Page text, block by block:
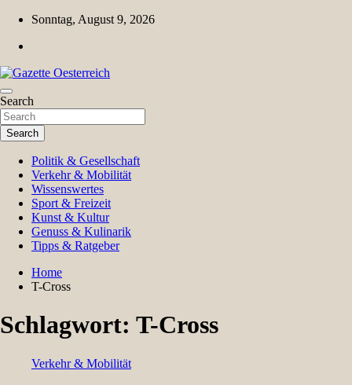
Skip
content
Sonntag, August 9, 2026
Gazette Oesterreich
Magazin für Freizeit, Politik, Kultur & Wissenschaft
Search
Search
Politik & Gesellschaft
Verkehr & Mobilität
Wissenswertes
Sport & Freizeit
Kunst & Kultur
Genuss & Kulinarik
Tipps & Ratgeber
Home
T-Cross
Schlagwort: T-Cross
Verkehr & Mobilität